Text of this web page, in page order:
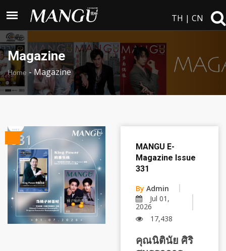
TH | CN
Magazine
Home - Magazine
MANGU E-
Magazine Issue
331
By Admin
Jul 01,
2026
17,438
คุณนิตินัย ศิริ